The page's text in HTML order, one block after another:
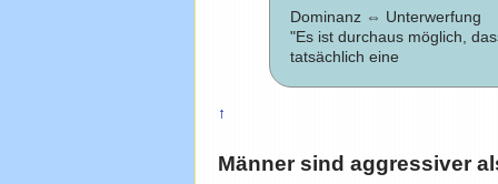
Dominanz ⇔ Unterwerfung
"Es ist durchaus möglich,
tatsächlich eine
↑
Männer sind aggressiver